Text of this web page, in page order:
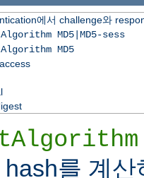
에서 challenge와
MD5|MD5-sess
MD5
를 계